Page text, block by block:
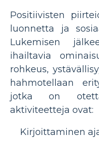
Positiivisten
luonnetta ja
Lukemisen
ihailtavia
rohkeus,
hahmotellaan
jotka on
aktiviteetteja ovat:
Kirjoittaminen